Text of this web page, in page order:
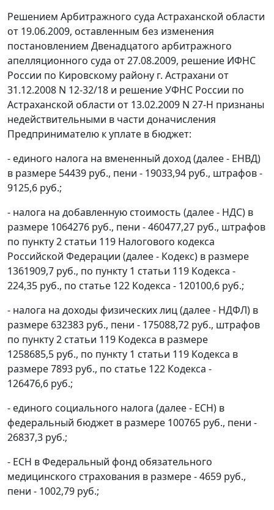
Решением Арбитражного суда Астраханской области
от 19.06.2009, оставленным без изменения
постановлением Двенадцатого арбитражного
апелляционного суда от 27.08.2009, решение ИФНС
России по Кировскому району г. Астрахани от
31.12.2008 N 12-32/18 и решение УФНС России по
Астраханской области от 13.02.2009 N 27-Н признаны
недействительными в части доначисления
Предпринимателю к уплате в бюджет:
- единого налога на вмененный доход (далее - ЕНВД)
в размере 54439 руб., пени - 19033,94 руб., штрафов -
9125,6 руб.;
- налога на добавленную стоимость (далее - НДС) в
размере 1064276 руб., пени - 460477,27 руб., штрафов
по пункту 2 статьи 119 Налогового кодекса
Российской Федерации (далее - Кодекс) в размере
1361909,7 руб., по пункту 1 статьи 119 Кодекса -
224,35 руб., по статье 122 Кодекса - 120100,6 руб.;
- налога на доходы физических лиц (далее - НДФЛ) в
размере 632383 руб., пени - 175088,72 руб., штрафов
по пункту 2 статьи 119 Кодекса в размере
1258685,5 руб., по пункту 1 статьи 119 Кодекса в
размере 7893 руб., по статье 122 Кодекса -
126476,6 руб.;
- единого социального налога (далее - ЕСН) в
федеральный бюджет в размере 100765 руб., пени -
26837,3 руб.;
- ЕСН в Федеральный фонд обязательного
медицинского страхования в размере - 4659 руб.,
пени - 1002,79 руб.;